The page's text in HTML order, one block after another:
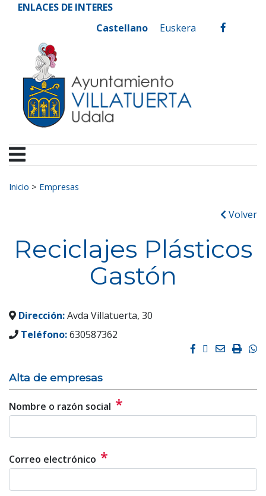
Ir al contenido
Ayuntamiento de
ENLACES DE INTERES
Castellano
Euskera facebook
Buscar:
Inicio > Empresas
Volver
Reciclajes Plásticos
Gastón
Dirección:Avda Villatuerta, 30
Teléfono:630587362
Facebook
Twitter
Email
Alta de empresas
Nombre o razón social *
Correo electrónico *